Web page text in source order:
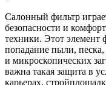
Салонный фильтр
безопасности и
техники. Этот элемент
попадание пыли, песка,
и микроскопических
важна такая защита в
карьерах,